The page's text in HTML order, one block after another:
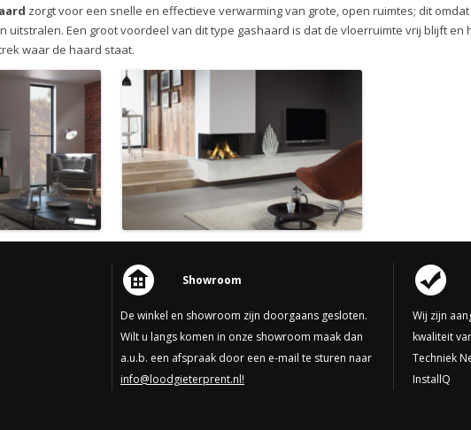
zorgt voor een snelle en effectieve verwarming van grote, open ruimtes; dit
uitstralen. Een groot voordeel van dit type gashaard is dat de vloerruimte vrij blijft en
waar de haard staat.
Showroom
De winkel en showroom zijn doorgaans gesloten.
Wilt u langs komen in onze showroom maak dan
a.u.b. een afspraak door een e-mail te sturen naar
info@loodgieterprent.nl!
Wij zijn
kwaliteit
Techniek
InstallQ